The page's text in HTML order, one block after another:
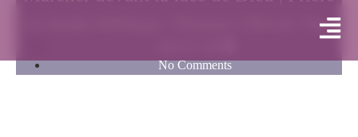
et étude biblique | Pasteur Olivier Yao
No Comments